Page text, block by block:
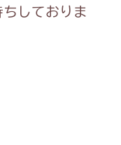
しておりま